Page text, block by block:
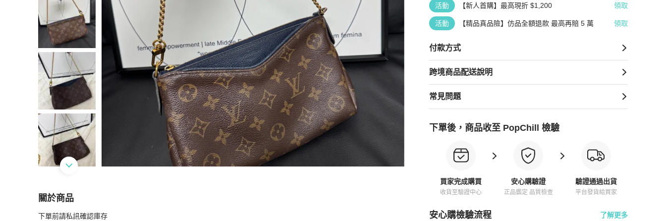
活動 【新人首購】最高現折 $1,200 領取
活動 【精品真品險】仿品全額退款 最高再賠 5 萬 領取
付款方式
跨境商品配送說明
常見問題
下單後，商品收至 PopChill 檢驗
買家完成購買
收貨至驗證中心
安心購驗證
正品鑑定 品質檢查
驗證通過出貨
平台發貨給買家
安心購檢驗流程 了解更多
關於商品
關於【現貨】Lv 老花hobo
下單前請私訊確認庫存